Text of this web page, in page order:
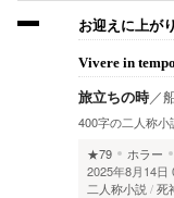
お迎えに上が
Vivere in
旅立ちの時／
400字の二人称小
★79
ホラー
2025年8月14日
二人称小説
死